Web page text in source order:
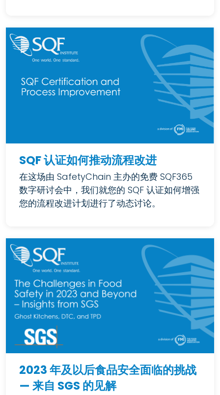
SQF 认证如何推动流程改进
在这场由 SafetyChain 主办的免费 SQF365
数字研讨会中，我们就您的 SQF 认证如何增强
您的流程改进计划进行了动态讨论。
2023 年及以后食品安全面临的挑战
— 来自 SGS 的见解